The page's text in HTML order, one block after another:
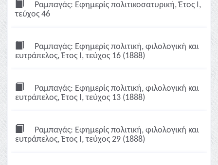
Ραμπαγάς: Εφημερίς πολιτικοσατυρική, Έτος Ι,
τεύχος 46
Ραμπαγάς: Εφημερίς πολιτική, φιλολογική και
ευτράπελος, Έτος Ι, τεύχος 16 (1888)
Ραμπαγάς: Εφημερίς πολιτική, φιλολογική και
ευτράπελος, Έτος Ι, τεύχος 13 (1888)
Ραμπαγάς: Εφημερίς πολιτική, φιλολογική και
ευτράπελος, Έτος Ι, τεύχος 29 (1888)